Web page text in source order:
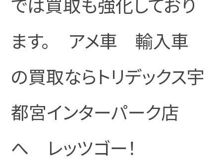
ます。 アメ車 輸入車
の買取ならトリデックス宇
都宮インターパーク店
へ レッツゴー！